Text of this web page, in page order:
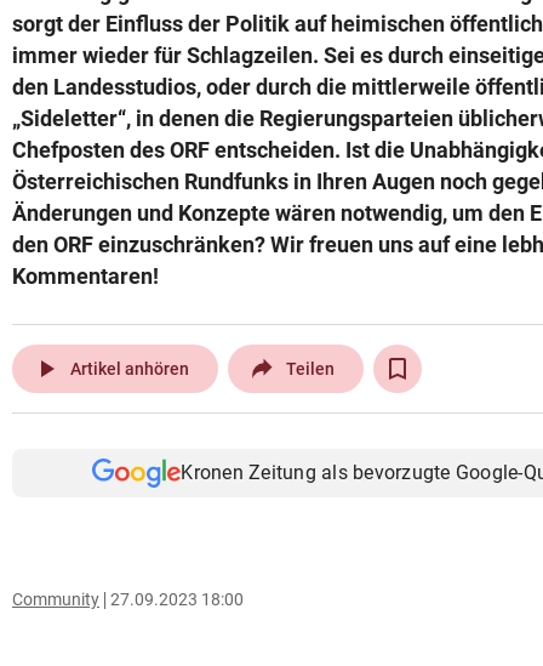
sorgt der Einfluss der Politik auf heimischen
immer wieder für Schlagzeilen. Sei es durch
den Landesstudios, oder durch die mittlerweile
„Sideletter“, in denen die Regierungsparteien
Chefposten des ORF entscheiden. Ist die
Österreichischen Rundfunks in Ihren Augen noch
Änderungen und Konzepte wären notwendig, um den
den ORF einzuschränken? Wir freuen uns auf eine
Kommentaren!
play_arrow Artikel anhören Teilen
Kronen Zeitung als bevorzugte Google-
Community 27.09.2023 18:00